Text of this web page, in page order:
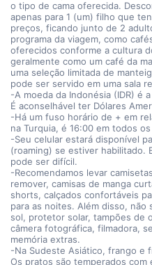
o tipo de cama oferecida.
apenas para 1 (um) filho que
preços, ficando junto de 2
programa da viagem, como
oferecidos conforme a cultura
geralmente como um café da
uma seleção limitada de
pode ser servido em uma sala
-A moeda da Indonésia (IDR) é
É aconselhável ter Dólares
-Há um fuso horário de + em
na Turquia, é 16:00 em todos
-Seu celular estará disponível
(roaming) se estiver habilitado.
pode ser difícil.
-Recomendamos levar
remover, camisas de manga
shorts, calçados confortáveis
para as noites. Além disso,
sol, protetor solar, tampões de
câmera fotográfica, filmadora,
memória extras.
-Na Sudeste Asiático, frango e
Os pratos são temperados com